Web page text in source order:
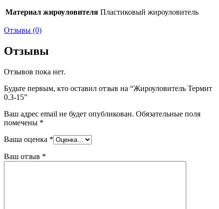
Материал жироуловителя Пластиковый жироуловитель
Отзывы (0)
Отзывы
Отзывов пока нет.
Будьте первым, кто оставил отзыв на “Жироуловитель Термит
0.3-15”
Ваш адрес email не будет опубликован. Обязательные поля
помечены *
Ваша оценка *
Ваш отзыв *